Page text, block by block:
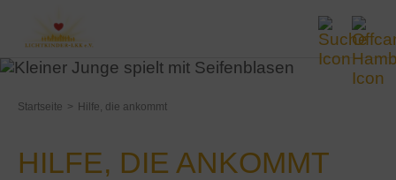
Startseite Hilfe, die ankommt
HILFE, DIE ANKOMMT